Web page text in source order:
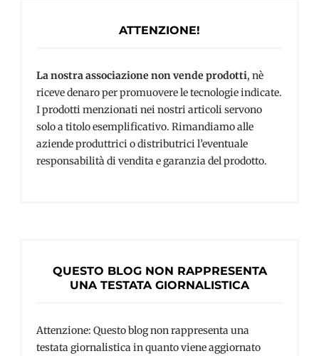
ATTENZIONE!
La nostra associazione non vende prodotti, nè
riceve denaro per promuovere le tecnologie indicate.
I prodotti menzionati nei nostri articoli servono
solo a titolo esemplificativo. Rimandiamo alle
aziende produttrici o distributrici l’eventuale
responsabilità di vendita e garanzia del prodotto.
QUESTO BLOG NON RAPPRESENTA
UNA TESTATA GIORNALISTICA
Attenzione: Questo blog non rappresenta una
testata giornalistica in quanto viene aggiornato